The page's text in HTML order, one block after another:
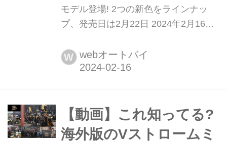
モデル登場! 2つの新色をラインナッ
プ、発売日は2月22日 2024年2月16
ャーツアラー「Vストローム800DE」
の2024年モデルを発表した。
W webオートバイ
【動画】これ知ってる?
海外版のVストロームミ